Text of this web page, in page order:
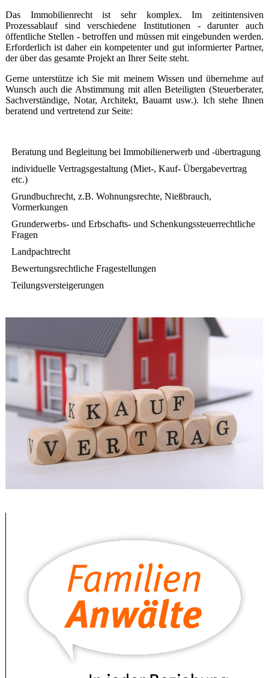
Das Immobilienrecht ist sehr komplex. Im zeitintensiven
Prozessablauf sind verschiedene Institutionen - darunter auch
öffentliche Stellen - betroffen und müssen mit eingebunden werden.
Erforderlich ist daher ein kompetenter und gut informierter Partner,
der über das ge­sam­te Projekt an Ihrer Seite steht.
Gerne unterstütze ich Sie mit meinem Wissen und übernehme auf
Wunsch auch die Abstimmung mit allen Beteiligten (Steuerberater,
Sachverständige, Notar, Archi­tekt, Bau­amt usw.). Ich stehe Ihnen
beratend und vertretend zur Seite:
Beratung und Begleitung bei Immobilienerwerb und -übertragung
individuelle Vertragsgestaltung (Miet-, Kauf- Übergabevertrag
etc.)
Grundbuchrecht, z.B. Wohnungsrechte, Nießbrauch,
Vormerkungen
Grunderwerbs- und Erbschafts- und Schenkungssteuerrechtliche
Fragen
Landpachtrecht
Bewertungsrechtliche Fragestellungen
Teilungsversteigerungen